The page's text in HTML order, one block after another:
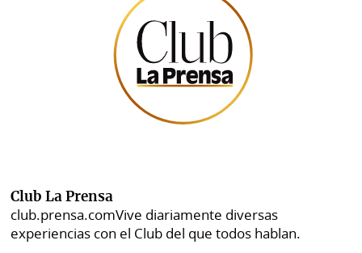
Club La Prensa
club.prensa.comVive diariamente diversas
experiencias con el Club del que todos hablan.